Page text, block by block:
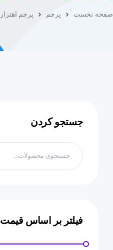
صفحه نخست پرچم پرچم اهتزاز
جستجو کردن
فیلتر بر اساس قیمت